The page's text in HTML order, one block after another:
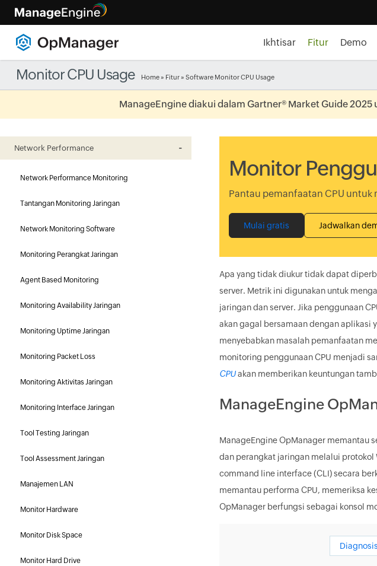
Ikhtisar Fitur Demo
Monitor CPU Usage Home» Fitur» Software Monitor CPU Usage
ManageEngine diakui dalam Gartner® Market Guide
Network Performance
Network Performance Monitoring
Tantangan Monitoring Jaringan
Network Monitoring Software
Monitoring Perangkat Jaringan
Agent Based Monitoring
Monitoring Availability Jaringan
Monitoring Uptime Jaringan
Monitoring Packet Loss
Monitoring Aktivitas Jaringan
Monitoring Interface Jaringan
Tool Testing Jaringan
Tool Assessment Jaringan
Manajemen LAN
Monitor Hardware
Monitor Disk Space
Monitor Hard Drive
Monitor
Pantau pemanfaatan CPU
Mulai gratis Jadwalkan
Apa yang tidak diukur tidak dapat
server. Metrik ini digunakan untuk
jaringan dan server. Jika penggunaan
akan gagal bersamaan dengan aplikasi
menyebabkan masalah pemanfaatan
monitoring penggunaan CPU menjadi
CPUakan memberikan keuntungan
ManageEngine
ManageEngine OpManager memantau
dan perangkat jaringan melalui protokol
command line interface (CLI) secara
memantau performa CPU, memeriksa
OpManager berfungsi sebagai konsol